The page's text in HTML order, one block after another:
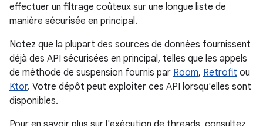
effectuer un filtrage coûteux sur une longue liste de
manière sécurisée en principal.
Notez que la plupart des sources de données fournissent
déjà des API sécurisées en principal, telles que les appels
de méthode de suspension fournis par Room, Retrofit ou
Ktor. Votre dépôt peut exploiter ces API lorsqu'elles sont
disponibles.